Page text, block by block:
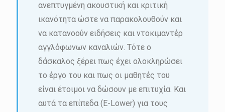
ανεπτυγμένη ακουστική και κριτική
ικανότητα ώστε να παρακολουθούν και
να κατανοούν ειδήσεις και ντοκιμαντέρ
αγγλόφωνων καναλιών. Τότε ο
δάσκαλος ξέρει πως έχει ολοκληρώσει
το έργο του και πως οι μαθητές του
είναι έτοιμοι να δώσουν με επιτυχία. Και
αυτά τα επίπεδα (E-Lower) για τους